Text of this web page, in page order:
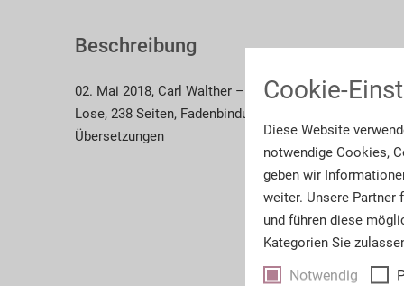
Beschreibung
02. Mai 2018, Carl Walther – Legendäre
Lose, 238 Seiten, Fadenbindung, Beschreibungen in
Übersetzungen
Cookie-
Diese Website
notwendige Cookies,
geben wir
weiter. Unsere Partner
und führen diese
Kategorien Sie
Notwendig